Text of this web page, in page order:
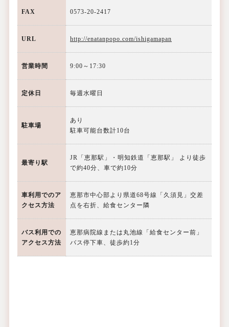
FAX 0573-20-2417
URL http://enatanpopo.com/ishigamapan
営業時間 9:00～17:30
定休日 毎週水曜日
駐車場
あり
駐車可能台数計10台
最寄り駅
JR「恵那駅」・明知鉄道「恵那駅」 より徒歩
で約40分、車で約10分
車利用でのア
クセス方法
恵那市中心部より県道68号線「久須見」交差
点を右折、給食センター隣
バス利用での
アクセス方法
恵那病院線または丸池線「給食センター前」
バス停下車、徒歩約1分